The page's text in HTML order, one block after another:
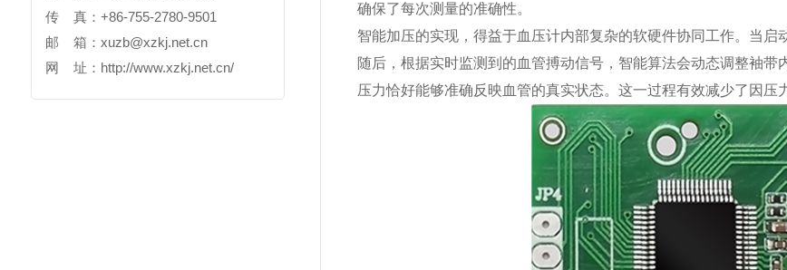
传 真：+86-755-2780-9501
邮 箱： xuzb@xzkj.net.cn
网 址： http://www.xzkj.net.cn/
确保了每次测量的准确性。
智能加压的实现，得益于血压计内部复杂的软硬件协同工作。当启
随后，根据实时监测到的血管搏动信号，智能算法会动态调整袖
压力恰好能够准确反映血管的真实状态。这一过程有效减少了因压